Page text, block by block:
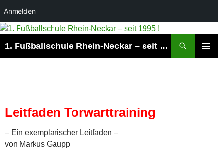
Anmelden
1. Fußballschule Rhein-Neckar – seit 1995 !
Leitfaden Torwarttraining
– Ein exemplarischer Leitfaden –
von Markus Gaupp